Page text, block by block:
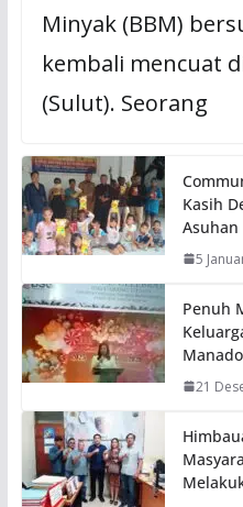
Minyak (BBM)
kembali mencuat
(Sulut). Seorang
Kasih
Asuhan
5
Penuh
21